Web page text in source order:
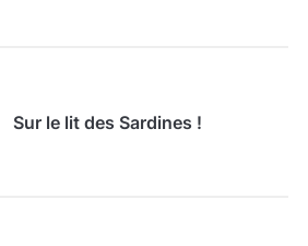
Sur le lit des Sardines !